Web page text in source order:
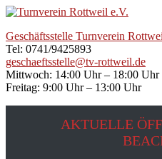
Geschäftsstelle Turnverein
Tel: 0741/9425893
geschaeftsstelle@tv-rottweil.de
Mittwoch: 14:00 Uhr – 18:00 Uhr
Freitag: 9:00 Uhr – 13:00 Uhr
AKTUELLE